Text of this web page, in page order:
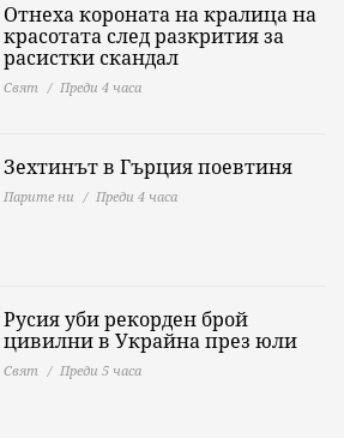
Отнеха короната на кралица на
красотата след разкрития за
расистки скандал
Свят Преди 4 часа
Зехтинът в Гърция поевтиня
Парите ни Преди 4 часа
Русия уби рекорден брой
цивилни в Украйна през юли
Свят Преди 5 часа